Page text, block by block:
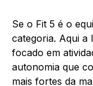
Se o Fit 5 é o
categoria. Aqui a
focado em
autonomia que
mais fortes da